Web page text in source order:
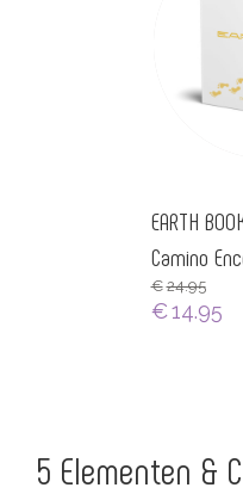
EARTH
Camino
€ 24.95
€14.95
5 Elementen &